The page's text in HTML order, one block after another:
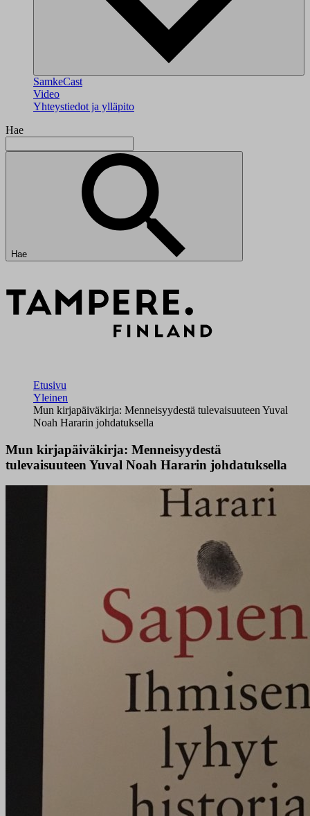
SamkeCast
Video
Yhteystiedot ja ylläpito
Hae
Hae
Etusivu
Yleinen
Mun kirjapäiväkirja: Menneisyydestä tulevaisuuteen Yuval
Noah Hararin johdatuksella
Mun kirjapäiväkirja: Menneisyydestä
tulevaisuuteen Yuval Noah Hararin johdatuksella